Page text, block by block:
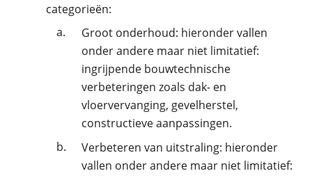
categorieën:
a.
Groot onderhoud: hieronder vallen
onder andere maar niet limitatief:
ingrijpende bouwtechnische
verbeteringen zoals dak- en
vloervervanging, gevelherstel,
constructieve aanpassingen.
b.
Verbeteren van uitstraling: hieronder
vallen onder andere maar niet limitatief: